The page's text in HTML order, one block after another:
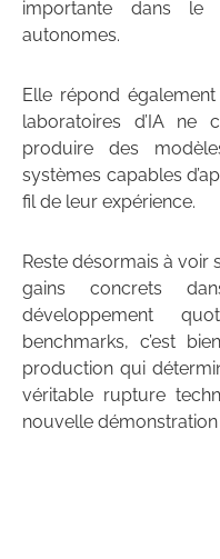
importante dans le
autonomes.
Elle répond
laboratoires d’IA ne
produire des
systèmes capables
fil de leur expérience.
Reste désormais à voir
gains concrets
développement
benchmarks, c’est
production qui
véritable rupture
nouvelle